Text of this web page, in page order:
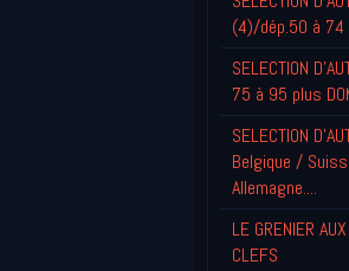
(4)/dép.50 à 74
SELECTION
75 à 95 plus
SELECTION
Belgique /
Allemagne....
LE GRENIER
CLEFS